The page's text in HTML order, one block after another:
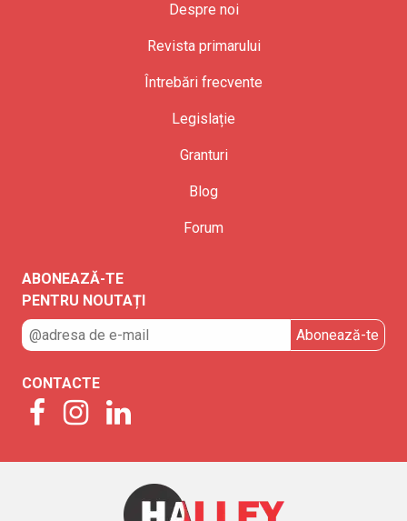
Despre noi
Revista primarului
Întrebări frecvente
Legislație
Granturi
Blog
Forum
ABONEAZĂ-TE
PENTRU NOUTAȚI
CONTACTE